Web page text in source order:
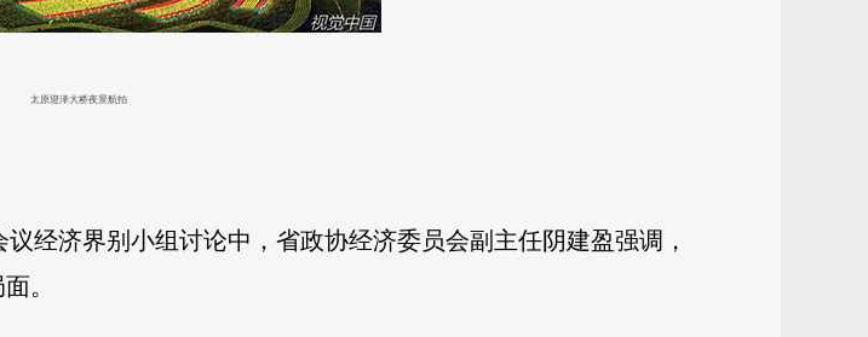
太原迎泽大桥夜景航拍
经济界别小组讨论中，省政协经济委员会副主任阴建盈强调，
。